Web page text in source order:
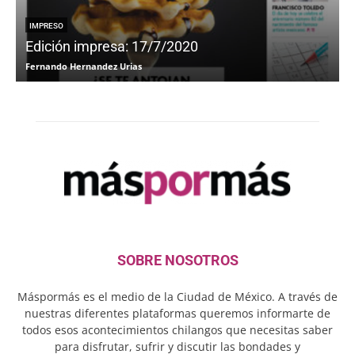
IMPRESO
Edición impresa: 17/7/2020
Fernando Hernandez Urias
SOBRE NOSOTROS
Máspormás es el medio de la Ciudad de México. A través de
nuestras diferentes plataformas queremos informarte de
todos esos acontecimientos chilangos que necesitas saber
para disfrutar, sufrir y discutir las bondades y